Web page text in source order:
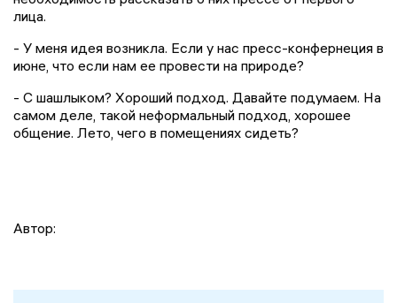
лица.
- У меня идея возникла. Если у нас пресс-конфернеция в
июне, что если нам ее провести на природе?
- С шашлыком? Хороший подход. Давайте подумаем. На
самом деле, такой неформальный подход, хорошее
общение. Лето, чего в помещениях сидеть?
Автор: